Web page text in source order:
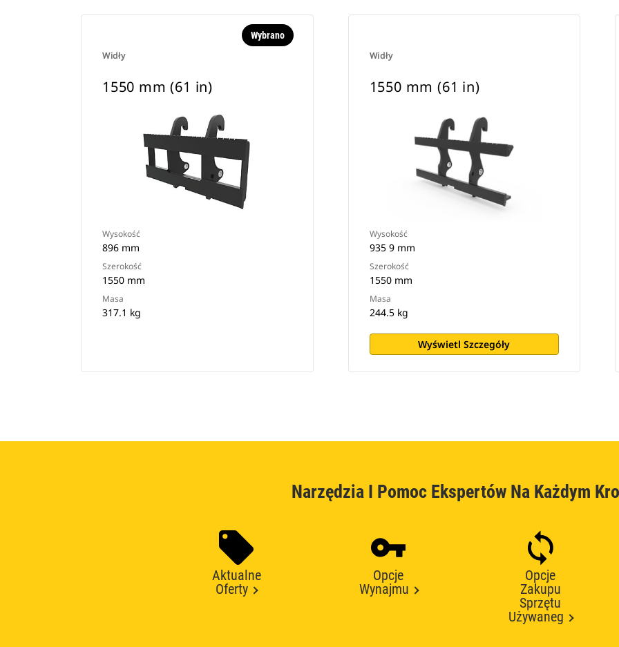
Widły
Wybrano
1550 mm (61 in)
Wysokość
896 mm
Szerokość
1550 mm
Masa
317.1 kg
Widły
1550 mm (61 in)
Wysokość
935 9 mm
Szerokość
1550 mm
Masa
244.5 kg
Wyświetl Szczegóły
Narzędzia I Pomoc Ekspertów Na Każdym
Aktualne
Oferty
Opcje
Wynajmu
Opcje
Zakupu
Sprzętu
Używaneg